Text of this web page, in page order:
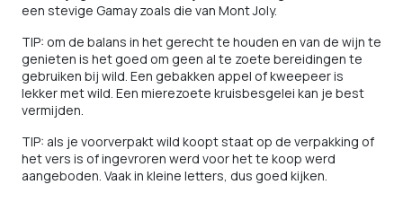
een stevige Gamay zoals die van Mont Joly.
TIP: om de balans in het gerecht te houden en van de wijn te
genieten is het goed om geen al te zoete bereidingen te
gebruiken bij wild. Een gebakken appel of kweepeer is
lekker met wild. Een mierezoete kruisbesgelei kan je best
vermijden.
TIP: als je voorverpakt wild koopt staat op de verpakking of
het vers is of ingevroren werd voor het te koop werd
aangeboden. Vaak in kleine letters, dus goed kijken.